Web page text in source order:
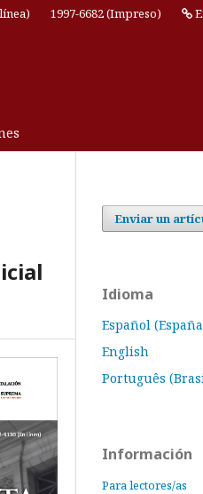
1997-6682 (Impreso)
Enviar un
Idioma
Español
English
Português
Información
Para lectores/as